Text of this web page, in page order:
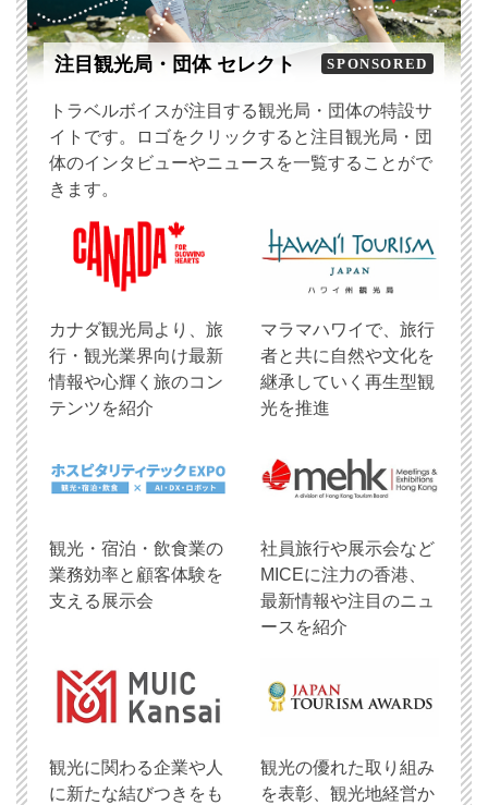
注目観光局・団体 セレクト SPONSORED
トラベルボイスが注目する観光局・団体の特設サ
イトです。ロゴをクリックすると注目観光局・団
体のインタビューやニュースを一覧することがで
きます。
​カナダ観光局より、旅
行・観光業界向け最新
情報や心輝く旅のコン
テンツを紹介
マラマハワイで、旅行
者と共に自然や文化を
継承していく再生型観
光を推進
観光・宿泊・飲食業の
業務効率と顧客体験を
支える展示会
社員旅行や展示会など
MICEに注力の香港、
最新情報や注目のニュ
ースを紹介
観光に関わる企業や人
に新たな結びつきをも
観光の優れた取り組み
を表彰、観光地経営か